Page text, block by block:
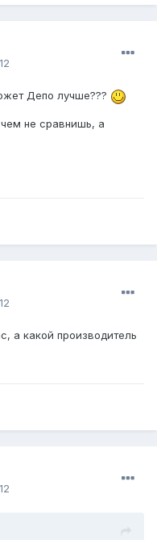
Депо лучше???
не сравнишь, а
а какой производитель